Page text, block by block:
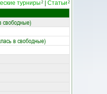
турниры 2 Статьи 2
свободные)
в свободные)